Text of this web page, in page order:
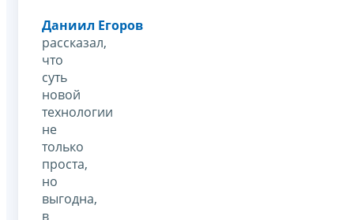
Даниил Егоров
рассказал,
что
суть
новой
технологии
не
только
проста,
но
выгодна,
в